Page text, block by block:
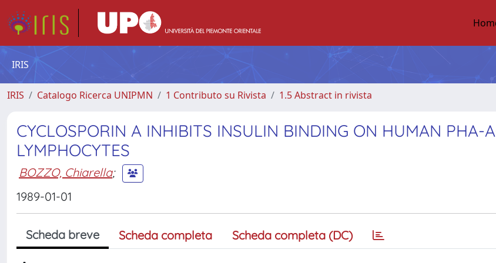
IRIS
IRIS Catalogo Ricerca UNIPMN 1 Contributo su Rivista 1.5 Abstract in rivista
CYCLOSPORIN A INHIBITS INSULIN BINDING ON HUMAN PHA-
LYMPHOCYTES
BOZZO, Chiarella;
1989-01-01
Scheda breve Scheda completa Scheda completa (DC)